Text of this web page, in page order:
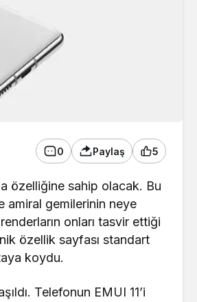
0 Paylaş 5
özelliğine sahip olacak. Bu
amiral gemilerinin neye
onları tasvir ettiği
özellik sayfası standart
koydu.
Telefonun EMUI 11’i